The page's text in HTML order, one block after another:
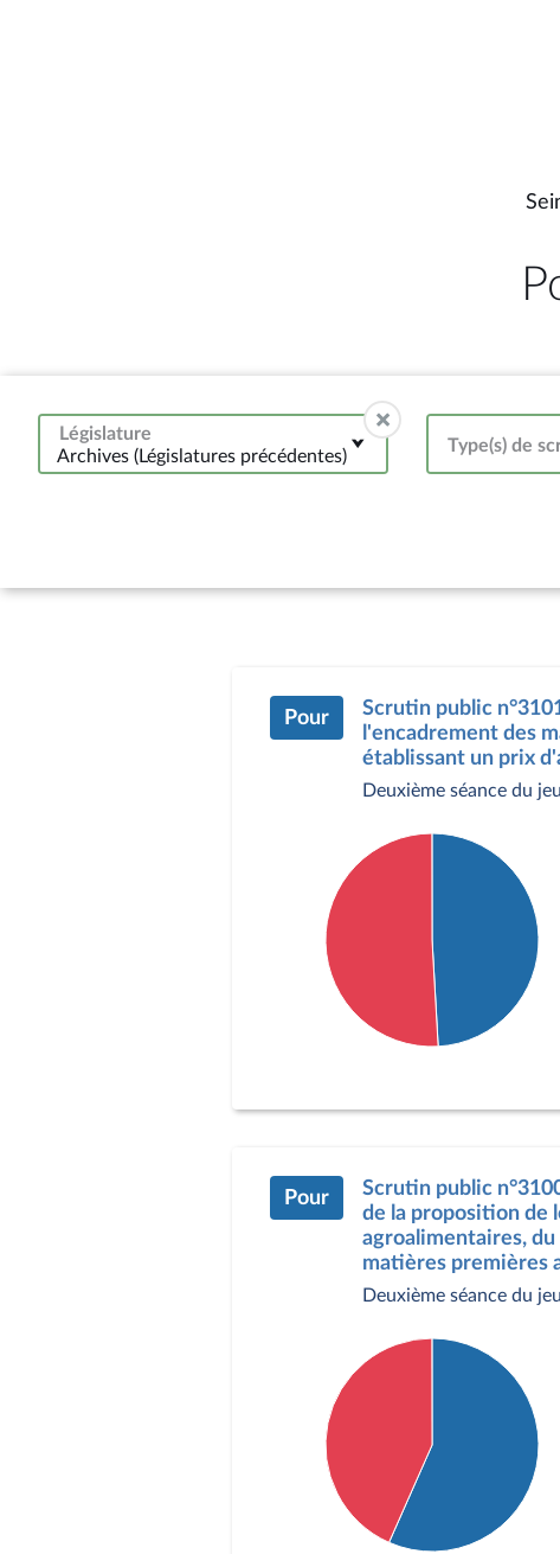
Législature
Archives (Législatures précédentes)
Type(s) de
Pour
Scrutin public
l'encadrement des
établissant un prix
Deuxième séance du
Contre : 168 députés
Pour
Scrutin public
de la proposition de
agroalimentaires,
matières premières
Deuxième séance du